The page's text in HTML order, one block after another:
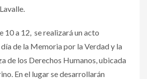
10 a 12, se realizará un acto
de la Memoria por la Verdad y la
de los Derechos Humanos, ubicada
En el lugar se desarrollarán